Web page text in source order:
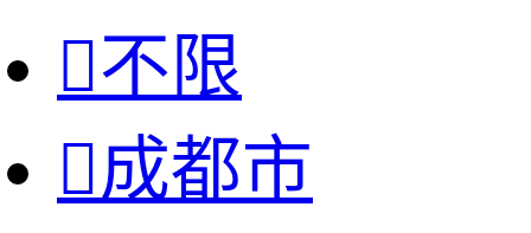
不限
成都市